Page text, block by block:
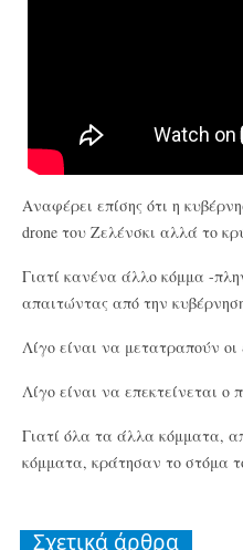
Αναφέρει επίσης ότι η
drone του Ζελένσκι αλλά το
Γιατί κανένα άλλο κόμμα -
απαιτώντας από την
Λίγο είναι να μετατραπούν
Λίγο είναι να επεκτείνεται
Γιατί όλα τα άλλα κόμματα,
κόμματα, κράτησαν το στόμα
Σχετικά άρθρα